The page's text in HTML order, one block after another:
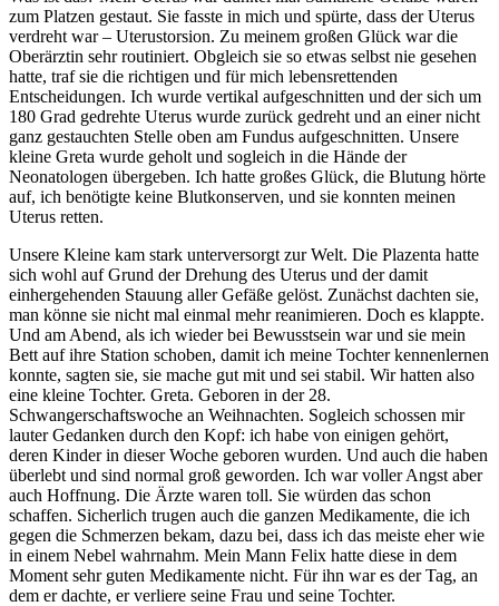
zum Platzen gestaut. Sie fasste in mich und spürte, dass der Uterus
verdreht war – Uterustorsion. Zu meinem großen Glück war die
Oberärztin sehr routiniert. Obgleich sie so etwas selbst nie gesehen
hatte, traf sie die richtigen und für mich lebensrettenden
Entscheidungen. Ich wurde vertikal aufgeschnitten und der sich um
180 Grad gedrehte Uterus wurde zurück gedreht und an einer nicht
ganz gestauchten Stelle oben am Fundus aufgeschnitten. Unsere
kleine Greta wurde geholt und sogleich in die Hände der
Neonatologen übergeben. Ich hatte großes Glück, die Blutung hörte
auf, ich benötigte keine Blutkonserven, und sie konnten meinen
Uterus retten.
Unsere Kleine kam stark unterversorgt zur Welt. Die Plazenta hatte
sich wohl auf Grund der Drehung des Uterus und der damit
einhergehenden Stauung aller Gefäße gelöst. Zunächst dachten sie,
man könne sie nicht mal einmal mehr reanimieren. Doch es klappte.
Und am Abend, als ich wieder bei Bewusstsein war und sie mein
Bett auf ihre Station schoben, damit ich meine Tochter kennenlernen
konnte, sagten sie, sie mache gut mit und sei stabil. Wir hatten also
eine kleine Tochter. Greta. Geboren in der 28.
Schwangerschaftswoche an Weihnachten. Sogleich schossen mir
lauter Gedanken durch den Kopf: ich habe von einigen gehört,
deren Kinder in dieser Woche geboren wurden. Und auch die haben
überlebt und sind normal groß geworden. Ich war voller Angst aber
auch Hoffnung. Die Ärzte waren toll. Sie würden das schon
schaffen. Sicherlich trugen auch die ganzen Medikamente, die ich
gegen die Schmerzen bekam, dazu bei, dass ich das meiste eher wie
in einem Nebel wahrnahm. Mein Mann Felix hatte diese in dem
Moment sehr guten Medikamente nicht. Für ihn war es der Tag, an
dem er dachte, er verliere seine Frau und seine Tochter.